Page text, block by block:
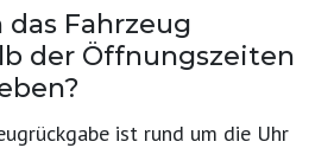
das Fahrzeug
der Öffnungszeiten
ist rund um die Uhr